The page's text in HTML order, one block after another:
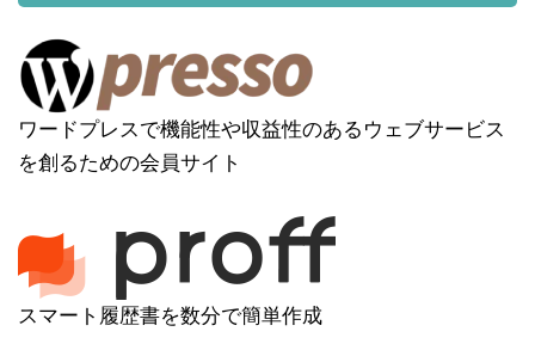
ワードプレスで機能性や収益性のあるウェブサービス
を創るための会員サイト
スマート履歴書を数分で簡単作成